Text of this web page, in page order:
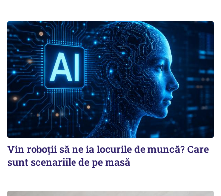
Vin roboţii să ne ia locurile de muncă? Care
sunt scenariile de pe masă